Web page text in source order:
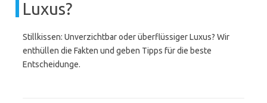
Luxus?
Stillkissen: Unverzichtbar oder überflüssiger Luxus? Wir
enthüllen die Fakten und geben Tipps für die beste
Entscheidunge.